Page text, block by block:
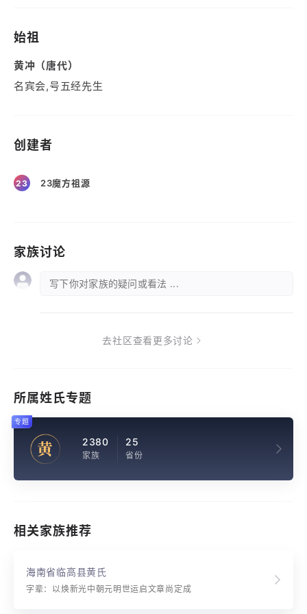
始祖
黄冲（唐代）
名宾会,号五经先生
创建者
23 23魔方祖源
家族讨论
写下你对家族的疑问或看法 ...
去社区查看更多讨论
所属姓氏专题
黄 2380
家族
25
省份
专题
相关家族推荐
海南省临高县黄氏
字辈：以焕新光中朝元明世运启文章尚定成